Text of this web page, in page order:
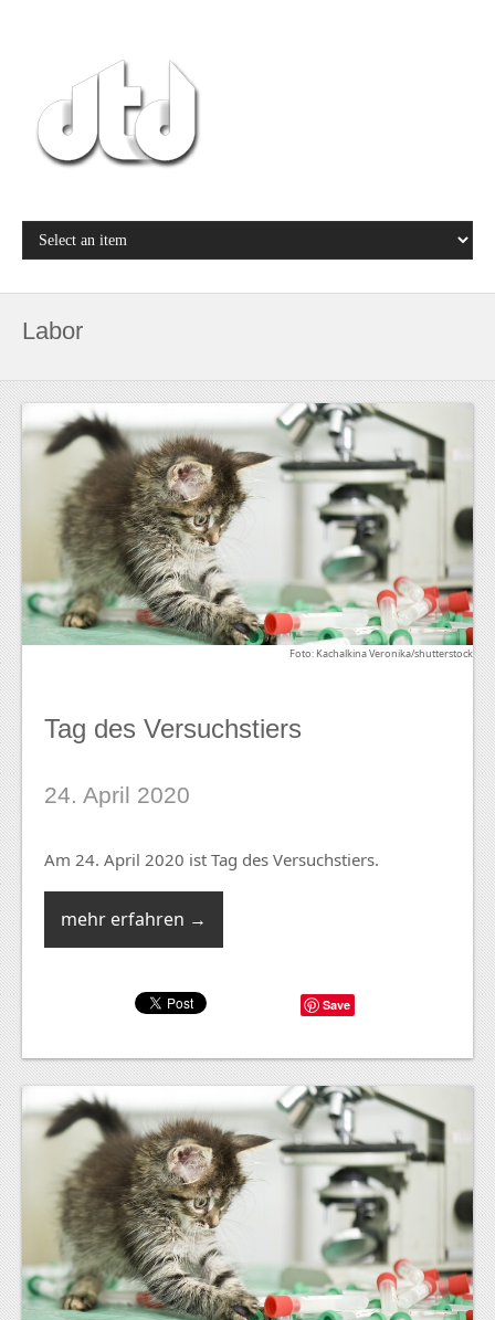
Labor
Foto: Kachalkina Veronika/shutterstock
Tag des Versuchstiers
24. April 2020
Am 24. April 2020 ist Tag des Versuchstiers.
mehr erfahren →
Save